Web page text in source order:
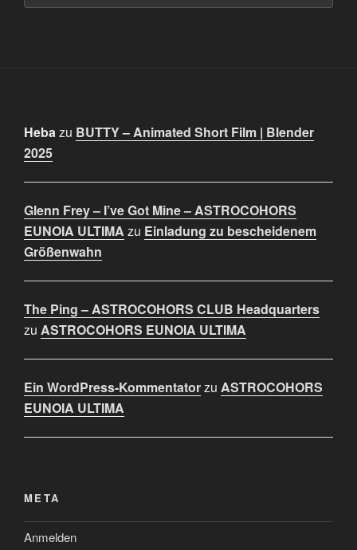
Hebazu BUTTY – Animated Short Film | Blender
2025
Glenn Frey – I’ve Got Mine – ASTROCOHORS
EUNOIA ULTIMA zu Einladung zu bescheidenem
Größenwahn
The Ping – ASTROCOHORS CLUB Headquarters
zu ASTROCOHORS EUNOIA ULTIMA
Ein WordPress-Kommentatorzu ASTROCOHORS
EUNOIA ULTIMA
META
Anmelden